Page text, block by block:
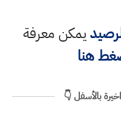
يمكن معرفة
هنا
بالأسفل 👇